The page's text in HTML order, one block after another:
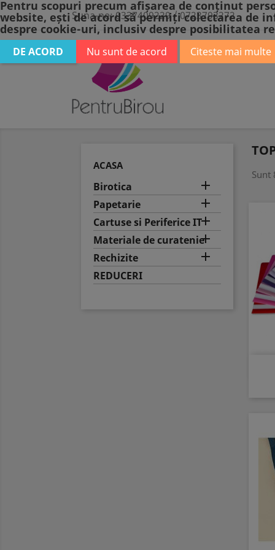
Suna-ne:0337409229 / 0723793272
BIROTICA
ACASA
Birotica 
Papetarie 
Cartuse si Periferice IT
Materiale de curatenie
Rechizite 
REDUCERI
Sunt
Pentru scopuri precum afișarea de conținut
website, ești de acord să permiți colectarea de
despre cookie-uri, inclusiv despre posibilitatea
DE ACORD Nu sunt de acord Citeste mai multe